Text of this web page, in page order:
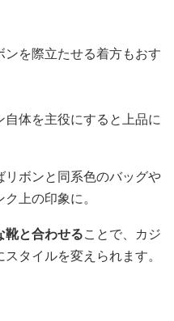
を際立たせる着方もおす
体を主役にすると上品に
ボンと同系色のバッグや
上の印象に。
靴と合わせることで、カジ
タイルを変えられます。